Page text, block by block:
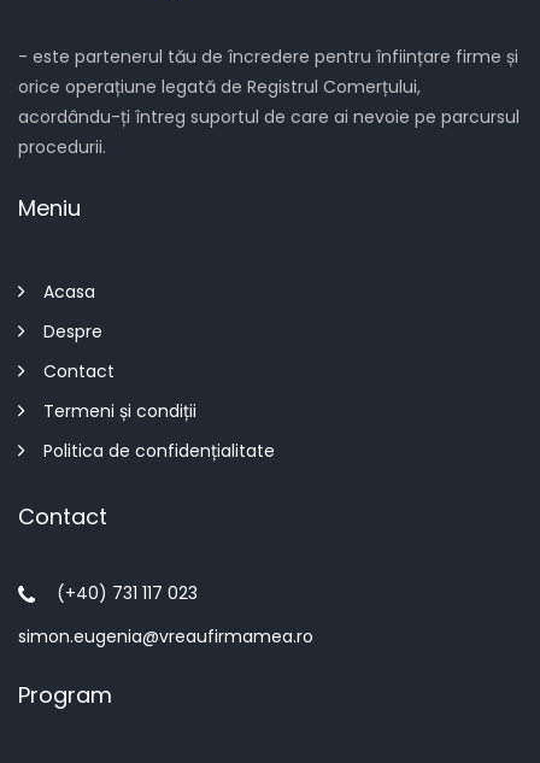
- este partenerul tău de încredere pentru înființare firme și
orice operațiune legată de Registrul Comerțului,
acordându-ți întreg suportul de care ai nevoie pe parcursul
procedurii.
Meniu
Acasa
Despre
Contact
Termeni și condiții
Politica de confidențialitate
Contact
(+40) 731 117 023
simon.eugenia@vreaufirmamea.ro
Program